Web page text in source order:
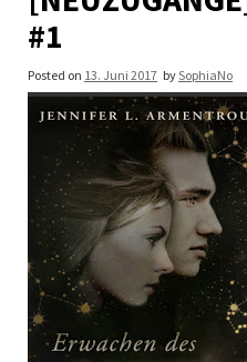
#1
Posted on 13. Juni 2017 bySophiaNo